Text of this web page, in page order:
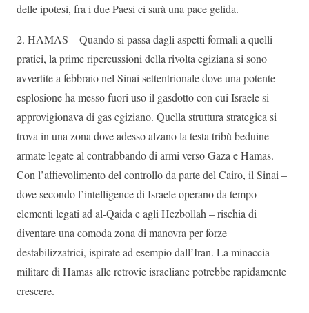
delle ipotesi, fra i due Paesi ci sarà una pace gelida.
2. HAMAS – Quando si passa dagli aspetti formali a quelli
pratici, la prime ripercussioni della rivolta egiziana si sono
avvertite a febbraio nel Sinai settentrionale dove una potente
esplosione ha messo fuori uso il gasdotto con cui Israele si
approvigionava di gas egiziano. Quella struttura strategica si
trova in una zona dove adesso alzano la testa tribù beduine
armate legate al contrabbando di armi verso Gaza e Hamas.
Con l’affievolimento del controllo da parte del Cairo, il Sinai –
dove secondo l’intelligence di Israele operano da tempo
elementi legati ad al-Qaida e agli Hezbollah – rischia di
diventare una comoda zona di manovra per forze
destabilizzatrici, ispirate ad esempio dall’Iran. La minaccia
militare di Hamas alle retrovie israeliane potrebbe rapidamente
crescere.